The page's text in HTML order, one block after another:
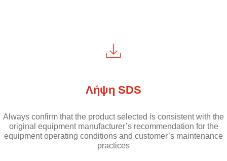
Λήψη SDS
Always confirm that the product selected is consistent with the
original equipment manufacturer’s recommendation for the
equipment operating conditions and customer’s maintenance
practices